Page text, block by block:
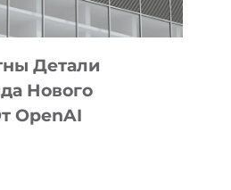
Детали
Нового
OpenAI